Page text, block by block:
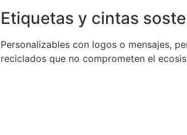
Etiquetas y cintas
Personalizables con logos o mensajes,
reciclados que no comprometen el